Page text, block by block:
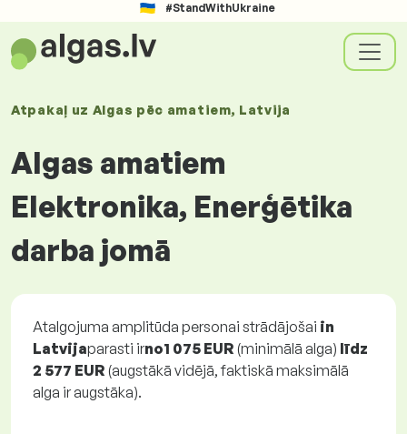
#StandWithUkraine
Atpakaļ uz Algas pēc amatiem, Latvija
Algas amatiem
Elektronika, Enerģētika
darba jomā
Atalgojuma amplitūda personai strādājošai in
Latvijaparasti irno1 075 EUR (minimālā alga) līdz
2 577 EUR (augstākā vidējā, faktiskā maksimālā
alga ir augstāka).